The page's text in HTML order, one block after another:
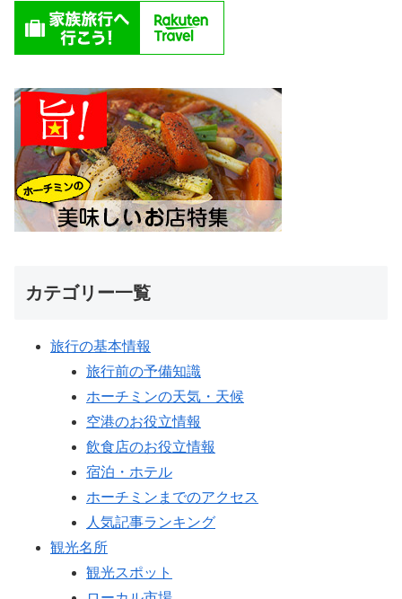
カテゴリー一覧
旅行の基本情報
旅行前の予備知識
ホーチミンの天気・天候
空港のお役立情報
飲食店のお役立情報
宿泊・ホテル
ホーチミンまでのアクセス
人気記事ランキング
観光名所
観光スポット